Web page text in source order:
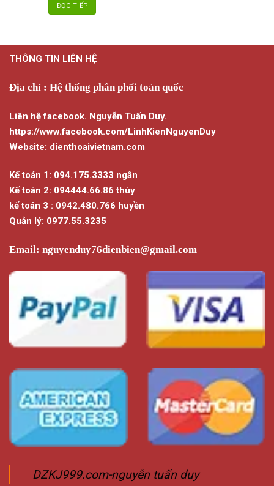
ĐỌC TIẾP
THÔNG TIN LIÊN HỆ
Địa chỉ : Hệ thống phân phối toàn quốc
Liên hệ facebook. Nguyễn Tuấn Duy.
https://www.facebook.com/LinhKienNguyenDuy
Website: dienthoaivietnam.com
Kế toán 1: 094.175.3333 ngân
Kế toán 2: 094444.66.86 thúy
kế toán 3 : 0942.480.766 huyền
Quản lý: 0977.55.3235
Email: nguyenduy76dienbien@gmail.com
DZKJ999.com-nguyễn tuấn duy